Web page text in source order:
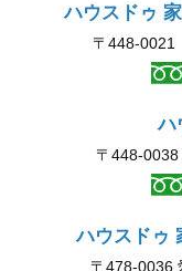
ハウスドゥ
〒448-
ハ
〒448-
ハウスドゥ
〒478-0036